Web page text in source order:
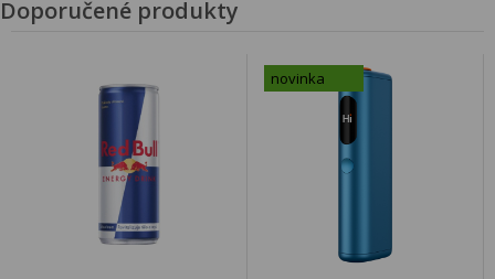
Doporučené produkty
novinka